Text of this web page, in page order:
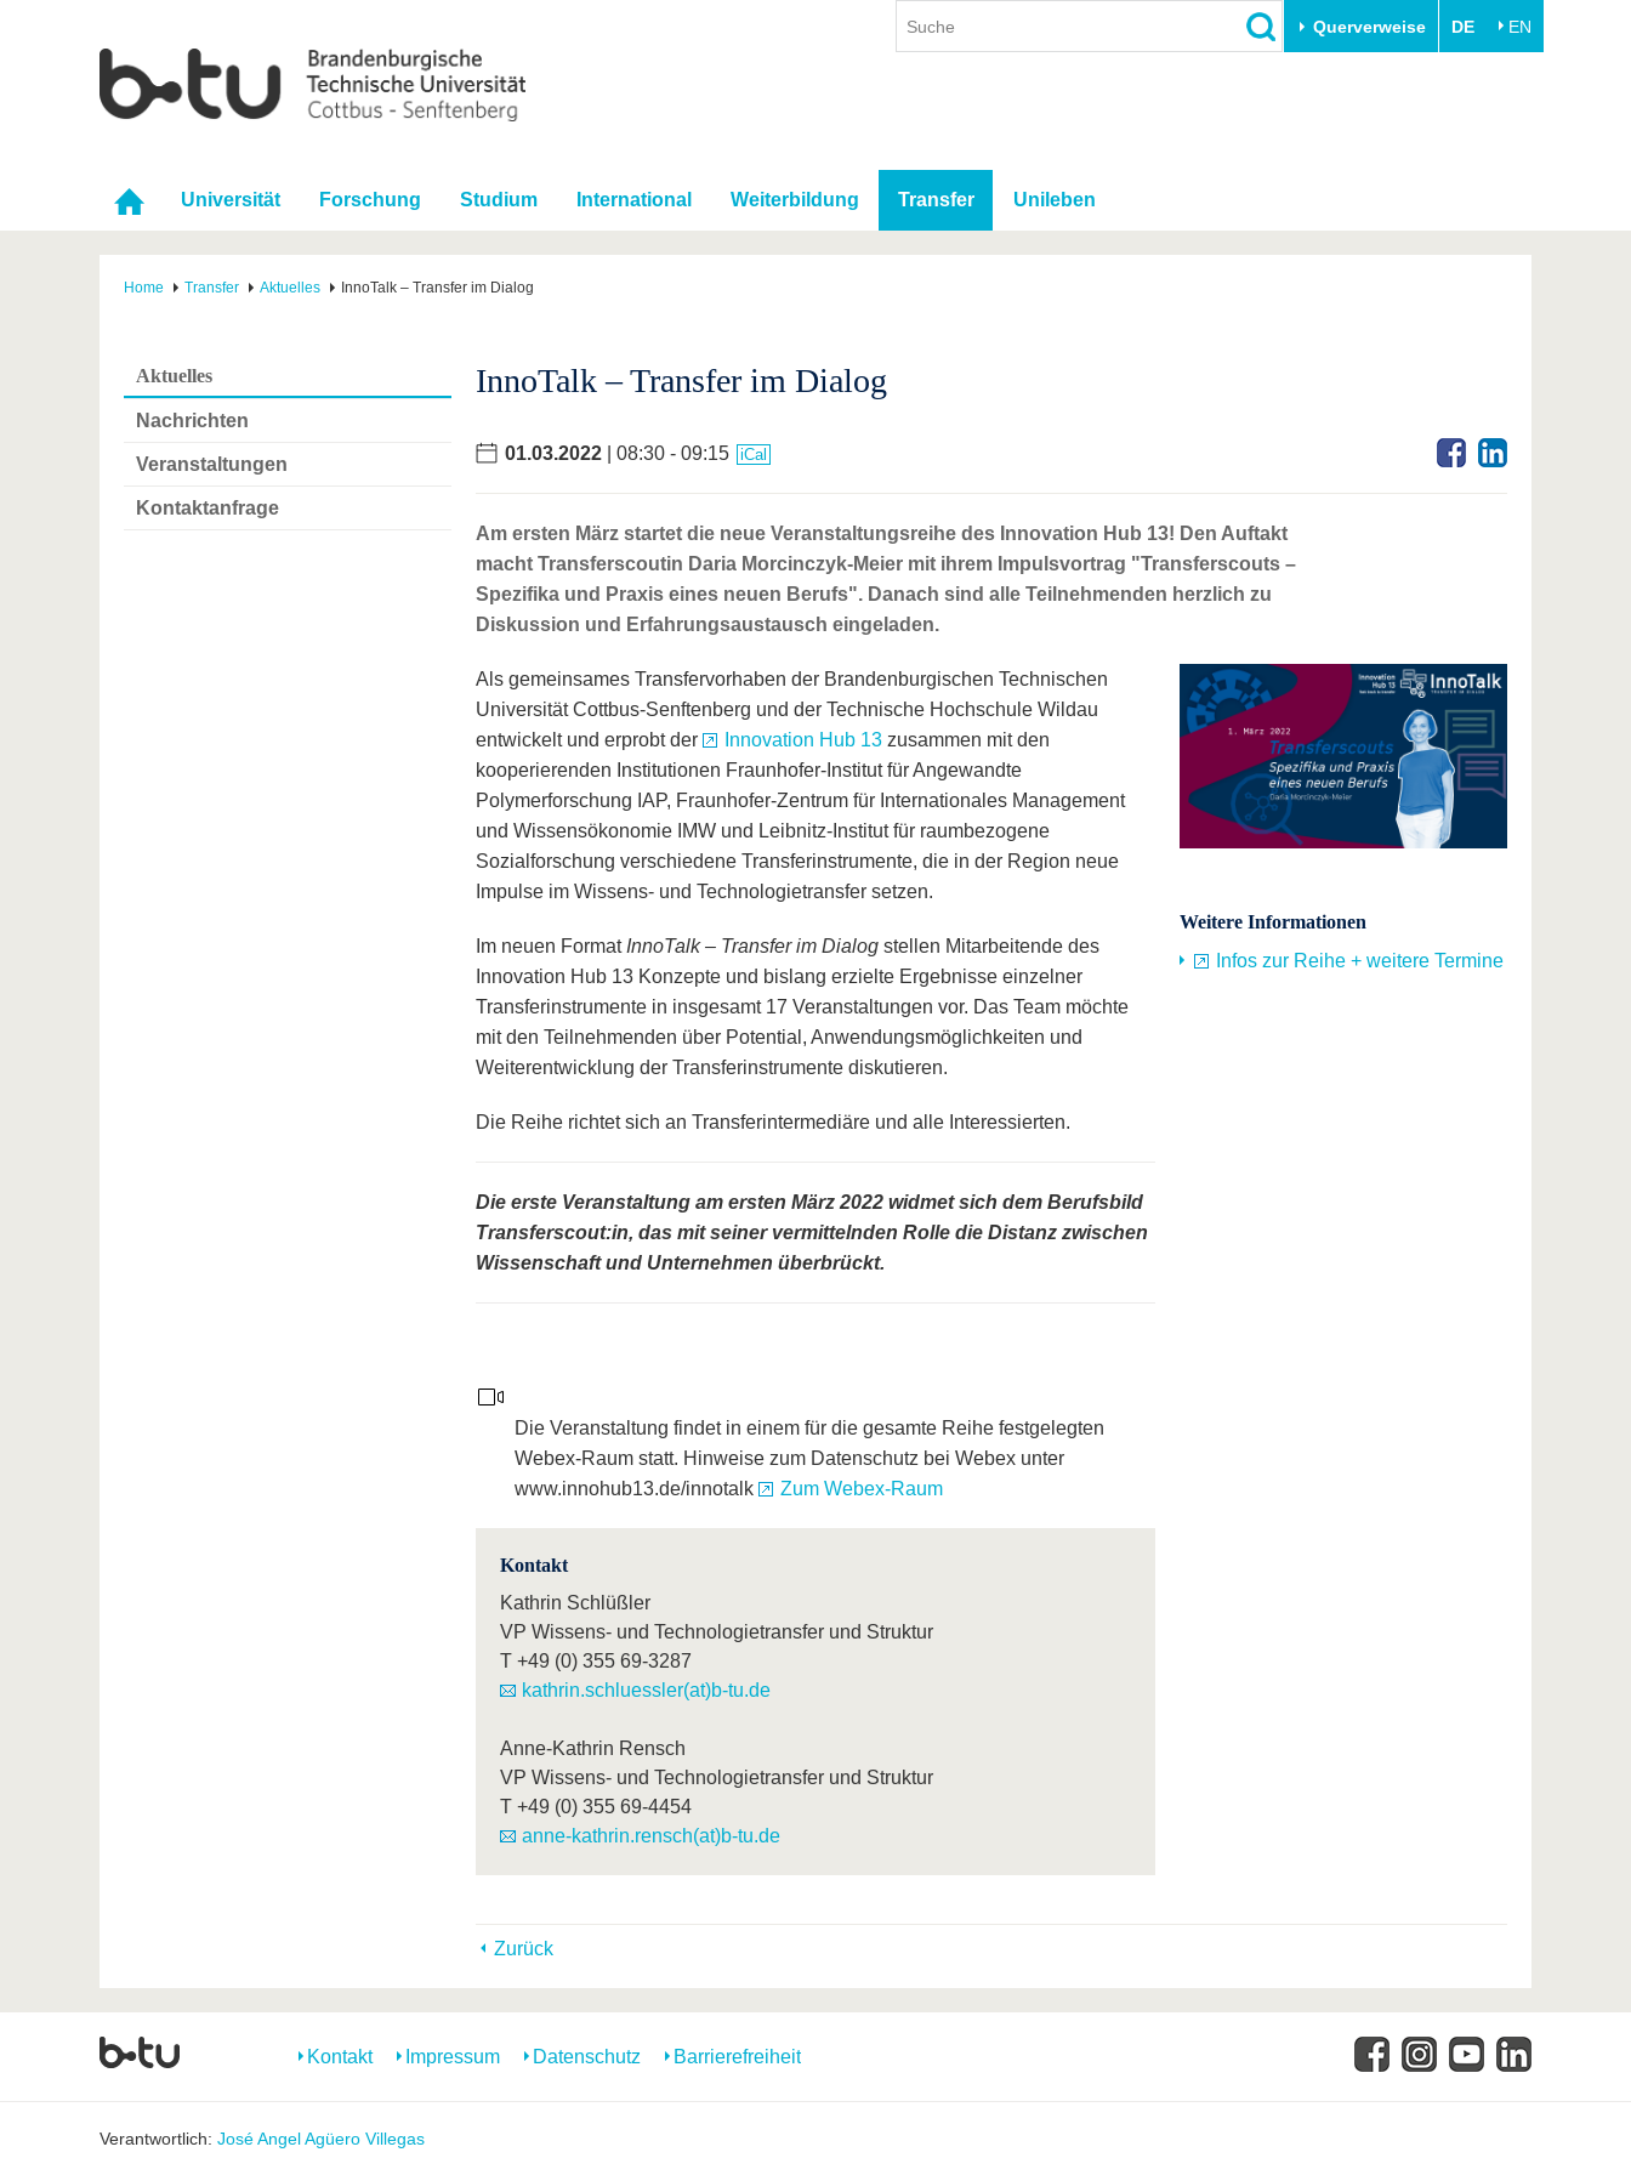
Querverweise DE EN
Universität Forschung Studium International Weiterbildung Transfer Unileben
Home Transfer Aktuelles InnoTalk – Transfer im Dialog
Aktuelles
Nachrichten
Veranstaltungen
Kontaktanfrage
InnoTalk – Transfer im Dialog
01.03.2022 | 08:30 - 09:15 iCal
Am ersten März startet die neue Veranstaltungsreihe des Innovation Hub 13! Den Auftakt
macht Transferscoutin Daria Morcinczyk-Meier mit ihrem Impulsvortrag "Transferscouts –
Spezifika und Praxis eines neuen Berufs". Danach sind alle Teilnehmenden herzlich zu
Diskussion und Erfahrungsaustausch eingeladen.
Als gemeinsames Transfervorhaben der Brandenburgischen Technischen
Universität Cottbus-Senftenberg und der Technische Hochschule Wildau
entwickelt und erprobt der
Innovation Hub 13 zusammen mit den
kooperierenden Institutionen Fraunhofer-Institut für Angewandte
Polymerforschung IAP, Fraunhofer-Zentrum für Internationales Management
und Wissensökonomie IMW und Leibnitz-Institut für raumbezogene
Sozialforschung verschiedene Transferinstrumente, die in der Region neue
Impulse im Wissens- und Technologietransfer setzen.
Im neuen Format InnoTalk – Transfer im Dialog stellen Mitarbeitende des
Innovation Hub 13 Konzepte und bislang erzielte Ergebnisse einzelner
Transferinstrumente in insgesamt 17 Veranstaltungen vor. Das Team möchte
mit den Teilnehmenden über Potential, Anwendungsmöglichkeiten und
Weiterentwicklung der Transferinstrumente diskutieren.
Die Reihe richtet sich an Transferintermediäre und alle Interessierten.
Die erste Veranstaltung am ersten März 2022 widmet sich dem Berufsbild
Transferscout:in, das mit seiner vermittelnden Rolle die Distanz zwischen
Wissenschaft und Unternehmen überbrückt.
Die Veranstaltung findet in einem für die gesamte Reihe festgelegten
Webex-Raum statt. Hinweise zum Datenschutz bei Webex unter
www.innohub13.de/innotalk
Zum Webex-Raum
Kontakt
Kathrin Schlüßler
VP Wissens- und Technologietransfer und Struktur
T +49 (0) 355 69-3287
kathrin.schluessler(at)b-tu.de
Anne-Kathrin Rensch
VP Wissens- und Technologietransfer und Struktur
T +49 (0) 355 69-4454
anne-kathrin.rensch(at)b-tu.de
Weitere Informationen
Infos zur Reihe + weitere Termine
Zurück
Kontakt Impressum Datenschutz Barrierefreiheit
Verantwortlich: José Angel Agüero Villegas